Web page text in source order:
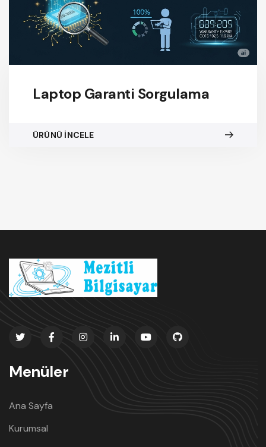
Laptop Garanti Sorgulama
ÜRÜNÜ İNCELE
Menüler
Ana Sayfa
Kurumsal